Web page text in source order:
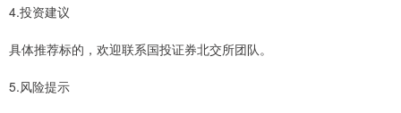
4.投资建议
具体推荐标的，欢迎联系国投证券北交所团队。
5.风险提示